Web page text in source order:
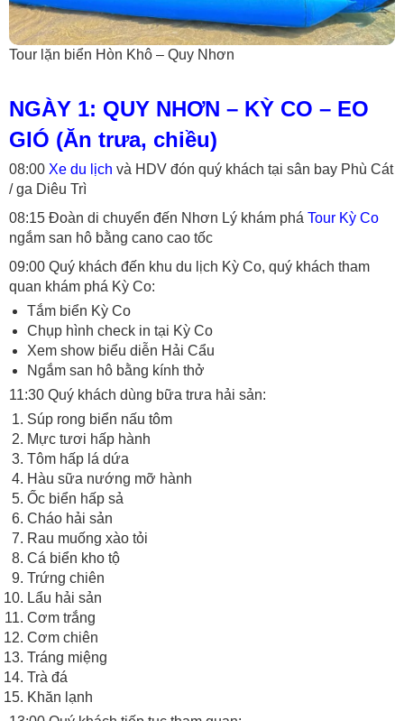
Tour lặn biển Hòn Khô – Quy Nhơn
NGÀY 1: QUY NHƠN – KỲ CO – EO
GIÓ (Ăn trưa, chiều)
08:00 Xe du lịch và HDV đón quý khách tại sân bay Phù Cát
/ ga Diêu Trì
08:15 Đoàn di chuyển đến Nhơn Lý khám phá Tour Kỳ Co
ngắm san hô bằng cano cao tốc
09:00 Quý khách đến khu du lịch Kỳ Co, quý khách tham
quan khám phá Kỳ Co:
Tắm biển Kỳ Co
Chụp hình check in tại Kỳ Co
Xem show biểu diễn Hải Cẩu
Ngắm san hô bằng kính thở
11:30 Quý khách dùng bữa trưa hải sản:
Súp rong biển nấu tôm
Mực tươi hấp hành
Tôm hấp lá dứa
Hàu sữa nướng mỡ hành
Ốc biển hấp sả
Cháo hải sản
Rau muống xào tỏi
Cá biển kho tộ
Trứng chiên
Lẩu hải sản
Cơm trắng
Cơm chiên
Tráng miệng
Trà đá
Khăn lạnh